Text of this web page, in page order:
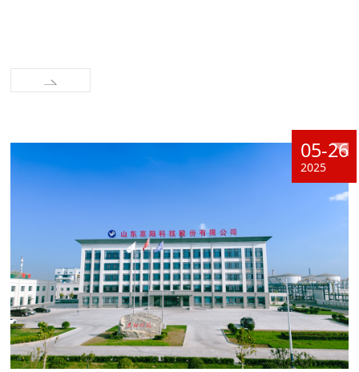
05-26
2025